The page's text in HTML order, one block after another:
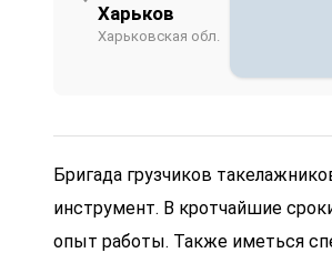
Харьков
Харьковская обл.
Бригада грузчиков
инструмент. В кротчайшие
опыт работы. Также иметься